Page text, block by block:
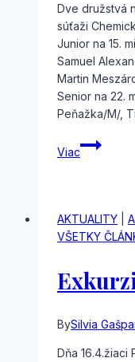
Dve družstvá
súťaži
Junior na 15.
Samuel
Martin
Senior na 22.
Peňažka/M/,
Viac
Chemický
náboj
AKTUALITY
VŠETKY
BySilvia
Dňa 16.4.žiaci